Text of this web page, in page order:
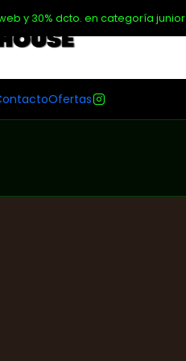
Ofertas
y 30% dcto. en categoría junior